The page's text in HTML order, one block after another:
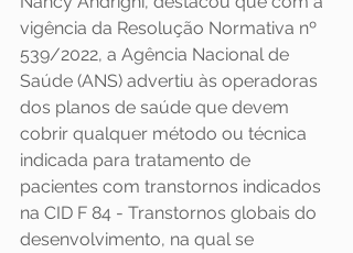
vigência da Resolução Normativa nº
539/2022, a Agência Nacional de
Saúde (ANS) advertiu às operadoras
dos planos de saúde que devem
cobrir qualquer método ou técnica
indicada para tratamento de
pacientes com transtornos indicados
na CID F 84 - Transtornos globais do
desenvolvimento, na qual se